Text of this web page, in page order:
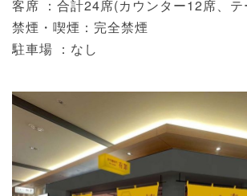
客席 ：合計24席(カウンター12席、
禁煙・喫煙：完全禁煙
駐車場 ：なし